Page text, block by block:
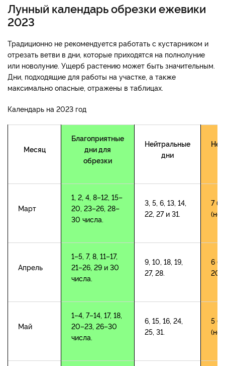
Лунный календарь обрезки ежевики
2023
Традиционно не рекомендуется работать с кустарником и
отрезать ветви в дни, которые приходятся на полнолуние
или новолуние. Ущерб растению может быть значительным.
Дни, подходящие для работы на участке, а также
максимально опасные, отражены в таблицах.
Календарь на 2023 год
Месяц
Благоприятные
дни для
обрезки
Нейтральные
дни
Март
1, 2, 4, 8–12, 15–
20, 23–26, 28–
30 числа.
3, 5, 6, 13, 14,
22, 27 и 31.
7
Апрель
1–5, 7, 8, 11–17,
21–26, 29 и 30
числа.
9, 10, 18, 19,
27, 28.
6
20
Май
1–4, 7–14, 17, 18,
20–23, 26–30
числа.
6, 15, 16, 24,
25, 31.
5